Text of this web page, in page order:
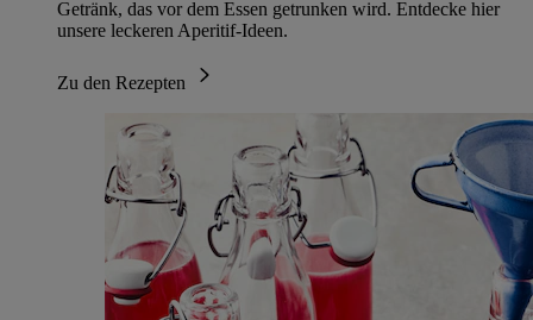
Getränk, das vor dem Essen getrunken wird. Entdecke hier
unsere leckeren Aperitif-Ideen.
Zu den Rezepten